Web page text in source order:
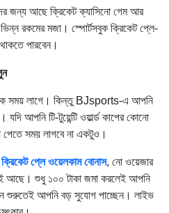
জন্য আছে ক্রিকেট ক্যাসিনো গেম আর
রকমের মজা। স্পোর্টসবুক ক্রিকেট প্লে-
পারবেন।
সময় লাগে। কিন্তু BJsports-এ আপনি
আপনি টি-টুয়েন্টি ওয়ার্ল্ড কাপের কোনো
পেতে সময় লাগবে না একটুও।
ক্রিকেট প্লে ওয়েলকাম বোনাস, নো ওয়েজার
আছে। শুধু ১০০ টাকা জমা করলেই আপনি
শুরুতেই আপনি বড় সুযোগ পাচ্ছেন। লাইভ